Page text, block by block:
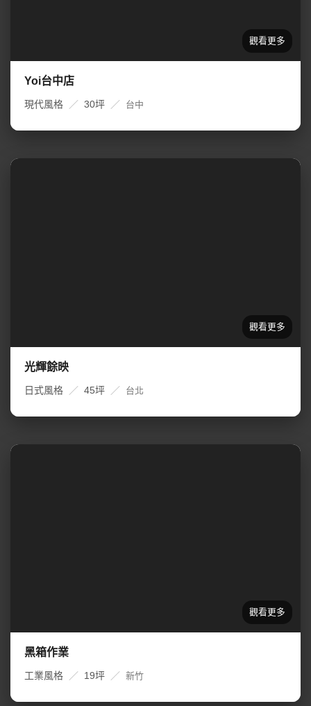
Yoi台中店
現代風格 ／ 30坪 ／ 台中
光輝餘映
日式風格 ／ 45坪 ／ 台北
黑箱作業
工業風格 ／ 19坪 ／ 新竹